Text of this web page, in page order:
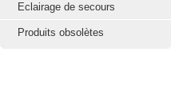
Eclairage de secours
Produits obsolètes